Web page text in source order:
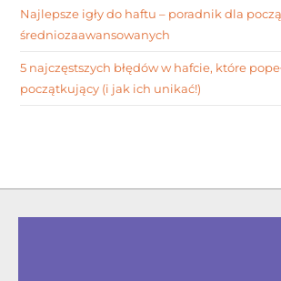
Najlepsze igły do haftu – poradnik dla
średniozaawansowanych
5 najczęstszych błędów w hafcie, które
początkujący (i jak ich unikać!)